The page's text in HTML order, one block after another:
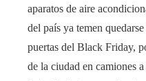
aparatos de aire
del país ya temen
puertas del Black Friday,
de la ciudad en camiones